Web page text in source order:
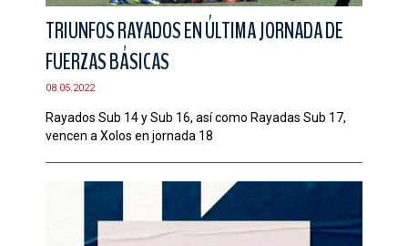
TRIUNFOS RAYADOS EN ÚLTIMA JORNADA DE
FUERZAS BÁSICAS
08.05.2022
Rayados Sub 14 y Sub 16, así como Rayadas Sub 17,
vencen a Xolos en jornada 18